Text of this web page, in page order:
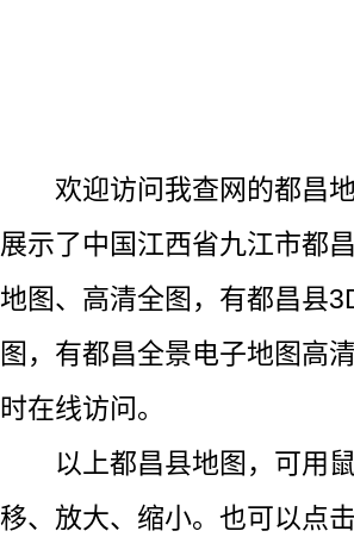
欢迎访问我查网的都昌
展示了中国江西省九江市都
地图、高清全图，有都昌县
图，有都昌全景电子地图高
时在线访问。
以上都昌县地图，可用
移、放大、缩小。也可以点